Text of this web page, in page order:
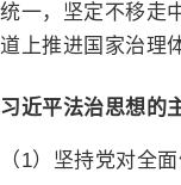
统一，坚定不移走
道上推进国家治理
习近平法治思想
（1）坚持党对全